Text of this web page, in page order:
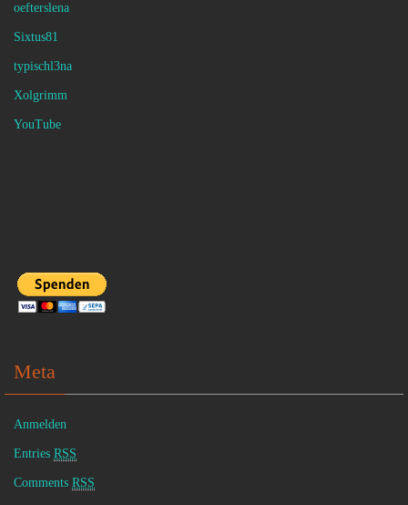
oefterslena
Sixtus81
typischl3na
Xolgrimm
YouTube
Meta
Anmelden
Entries RSS
Comments RSS